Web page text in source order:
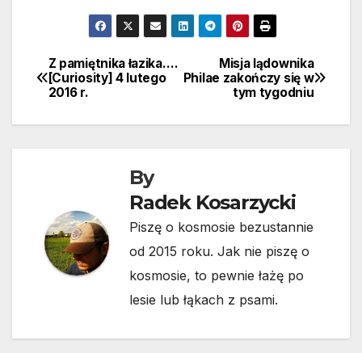
Nawigacja
wpisu
Misja lądownika
Philae zakończy się w
tym tygodniu
Z pamiętnika łazika….
[Curiosity] 4 lutego
2016 r.
By
Radek Kosarzycki
Piszę o kosmosie bezustannie
od 2015 roku. Jak nie piszę o
kosmosie, to pewnie łażę po
lesie lub łąkach z psami.